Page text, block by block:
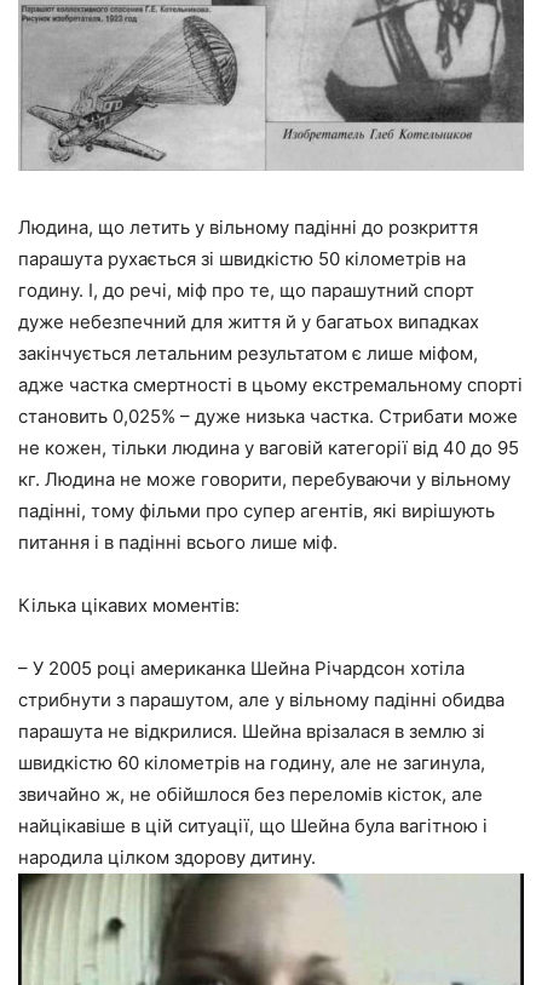
Людина, що летить у вільному падінні до розкриття
парашута рухається зі швидкістю 50 кілометрів на
годину. І, до речі, міф про те, що парашутний спорт
дуже небезпечний для життя й у багатьох випадках
закінчується летальним результатом є лише міфом,
адже частка смертності в цьому екстремальному спорті
становить 0,025% – дуже низька частка. Стрибати може
не кожен, тільки людина у ваговій категорії від 40 до 95
кг. Людина не може говорити, перебуваючи у вільному
падінні, тому фільми про супер агентів, які вирішують
питання і в падінні всього лише міф.
Кілька цікавих моментів:
– У 2005 році американка Шейна Річардсон хотіла
стрибнути з парашутом, але у вільному падінні обидва
парашута не відкрилися. Шейна врізалася в землю зі
швидкістю 60 кілометрів на годину, але не загинула,
звичайно ж, не обійшлося без переломів кісток, але
найцікавіше в цій ситуації, що Шейна була вагітною і
народила цілком здорову дитину.